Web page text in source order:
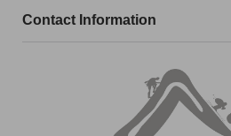
Contact Information